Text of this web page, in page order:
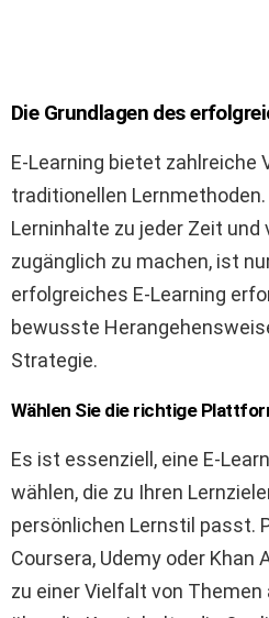
Die Grundlagen des
E-Learning bietet zahlreiche
traditionellen Lernmethoden.
Lerninhalte zu jeder Zeit und
zugänglich zu machen, ist
erfolgreiches E-Learning
bewusste
Strategie.
Wählen Sie die richtige
Es ist essenziell, eine E-
wählen, die zu Ihren
persönlichen Lernstil passt.
Coursera, Udemy oder Khan
zu einer Vielfalt von